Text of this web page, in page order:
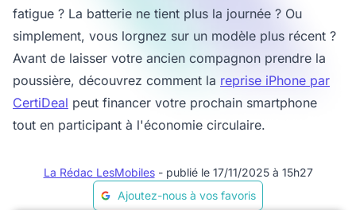
fatigue ? La batterie ne tient plus la journée ? Ou
simplement, vous lorgnez sur un modèle plus récent ?
Avant de laisser votre ancien compagnon prendre la
poussière, découvrez comment la reprise iPhone par
CertiDeal peut financer votre prochain smartphone
tout en participant à l'économie circulaire.
La Rédac LesMobiles - publié le 17/11/2025 à 15h27
Ajoutez-nous à vos favoris